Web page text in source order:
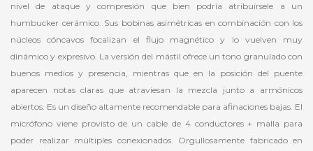
nivel de ataque y compresión que bien podría atribuírsele a un
humbucker cerámico. Sus bobinas asimétricas en combinación con los
núcleos cóncavos focalizan el flujo magnético y lo vuelven muy
dinámico y expresivo. La versión del mástil ofrece un tono granulado con
buenos medios y presencia, mientras que en la posición del puente
aparecen notas claras que atraviesan la mezcla junto a armónicos
abiertos. Es un diseño altamente recomendable para afinaciones bajas. El
micrófono viene provisto de un cable de 4 conductores + malla para
poder realizar múltiples conexionados. Orgullosamente fabricado en